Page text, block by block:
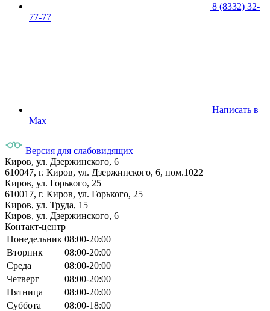
8 (8332) 32-
77-77
Написать в
Max
Версия для слабовидящих
Киров, ул. Дзержинского, 6
610047, г. Киров, ул. Дзержинского, 6, пом.1022
Киров, ул. Горького, 25
610017, г. Киров, ул. Горького, 25
Киров, ул. Труда, 15
Киров, ул. Дзержинского, 6
Контакт-центр
Понедельник 08:00-20:00
Вторник
08:00-20:00
Среда
08:00-20:00
Четверг
08:00-20:00
Пятница
08:00-20:00
Суббота
08:00-18:00